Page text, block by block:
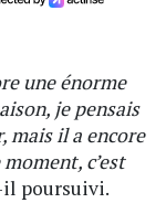
une énorme
je pensais
mais il a encore
c’est
poursuivi.